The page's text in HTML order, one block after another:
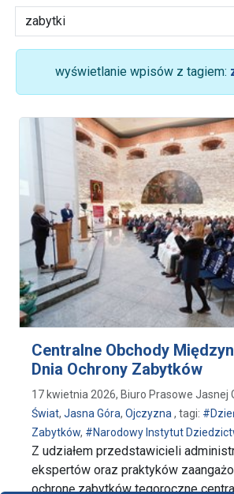
wyświetlanie wpisów z tagiem:
Centralne Obchody
Dnia Ochrony Zabytków
17 kwietnia 2026, Biuro Prasowe Jasnej
Świat, Jasna Góra, Ojczyzna, tagi:
Zabytków, #Narodowy Instytut
Z udziałem przedstawicieli
ekspertów oraz praktyków
ochronę zabytków tegoroczne